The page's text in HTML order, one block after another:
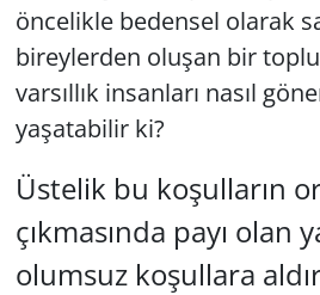
öncelikle bedensel olarak
bireylerden oluşan bir
varsıllık insanları nasıl
yaşatabilir ki?
Üstelik bu koşulların
çıkmasında payı olan
olumsuz koşullara